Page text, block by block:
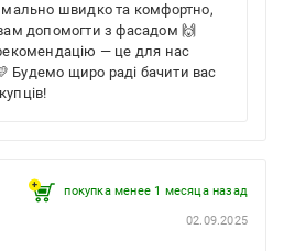
швидко та комфортно,
допомогти з фасадом 🙌
— це для нас
Будемо щиро раді бачити вас
покупка менее 1 месяца назад
02.09.2025